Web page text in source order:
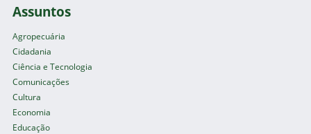
Assuntos
Agropecuária
Cidadania
Ciência e Tecnologia
Comunicações
Cultura
Economia
Educação